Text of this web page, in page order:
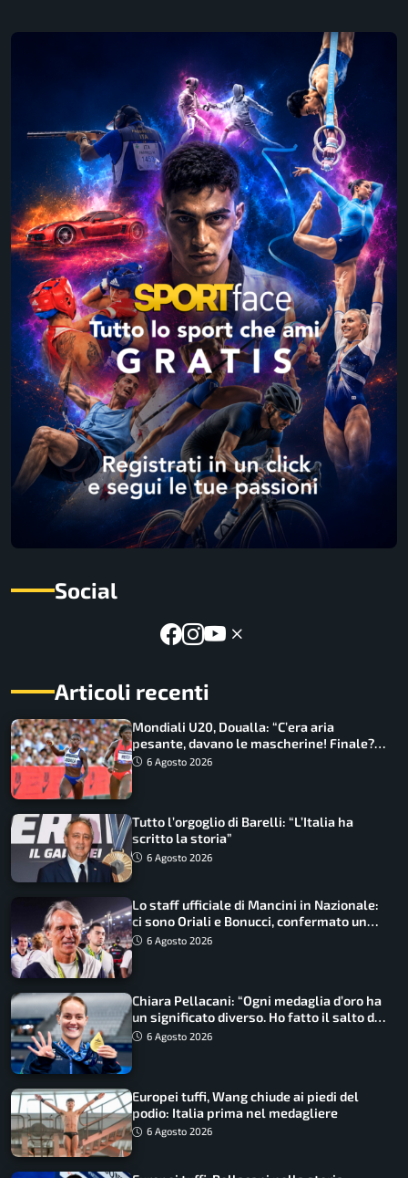
Social
Articoli recenti
Mondiali U20, Doualla: “C’era aria
pesante, davano le mascherine! Finale?
Non ho nulla da perdere”
6 Agosto 2026
Tutto l’orgoglio di Barelli: “L’Italia ha
scritto la storia”
6 Agosto 2026
Lo staff ufficiale di Mancini in Nazionale:
ci sono Oriali e Bonucci, confermato un
ritorno
6 Agosto 2026
Chiara Pellacani: “Ogni medaglia d’oro ha
un significato diverso. Ho fatto il salto di
qualità”
6 Agosto 2026
Europei tuffi, Wang chiude ai piedi del
podio: Italia prima nel medagliere
6 Agosto 2026